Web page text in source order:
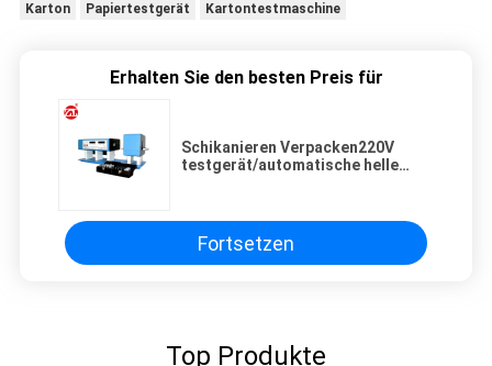
Karton Papiertestgerät Kartontestmaschine
Erhalten Sie den besten Preis für
Schikanieren Verpacken220V
testgerät/automatische helle
Fortsetzen
Top Produkte